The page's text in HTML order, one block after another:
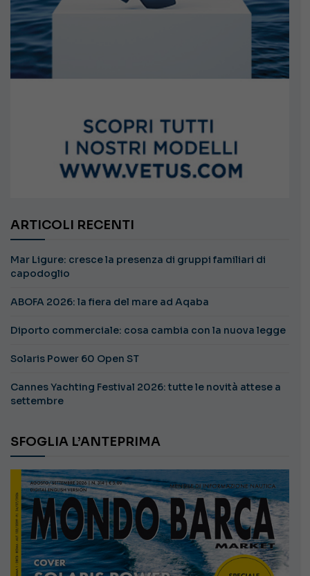
ARTICOLI RECENTI
Mar Ligure: cresce la presenza di gruppi familiari di
capodoglio
ABOFA 2026: la fiera del mare ad Aqaba
Diporto commerciale: cosa cambia con la nuova legge
Solaris Power 60 Open ST
Cannes Yachting Festival 2026: tutte le novità attese a
settembre
SFOGLIA L’ANTEPRIMA